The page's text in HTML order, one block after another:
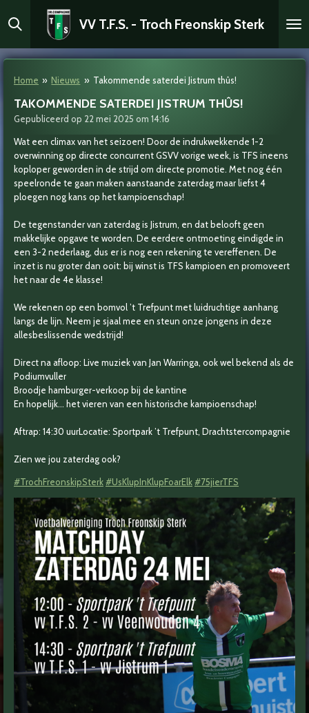
direct
de
VV T.F.S. - Troch Freonskip Sterk
Home » Nieuws » Takommende saterdei Jistrum thûs!
TAKOMMENDE SATERDEI JISTRUM THÛS!
Gepubliceerd op 22 mei 2025 om 14:16
Wat een climax van het seizoen! Door de indrukwekkende 1-2
overwinning op directe concurrent GSVV vorige week, is TFS ineens
koploper geworden in de strijd om directe promotie. Met nog één
speelronde te gaan maken aanstaande zaterdag maar liefst 4
ploegen nog kans op het kampioenschap!
De tegenstander van zaterdag is Jistrum, en dat belooft geen
makkelijke opgave te worden. De eerdere ontmoeting eindigde in
een 3-2 nederlaag, dus er is nog een rekening te vereffenen. De
inzet is nu groter dan ooit: bij winst is TFS kampioen en promoveert
het naar de 4e klasse!
We rekenen op een bomvol ’t Trefpunt met luidruchtige aanhang
langs de lijn. Neem je sjaal mee en steun onze jongens in deze
allesbeslissende wedstrijd!
Direct na afloop: Live muziek van Jan Warringa, ook wel bekend als de
Podiumvuller
Broodje hamburger-verkoop bij de kantine
En hopelijk... het vieren van een historische kampioenschap!
Aftrap: 14:30 uurLocatie: Sportpark ’t Trefpunt, Drachtstercompagnie
Zien we jou zaterdag ook?
#TrochFreonskipSterk#UsKlupInKlupFoarElk#75jierTFS